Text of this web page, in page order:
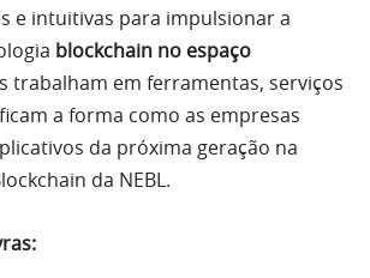
e intuitivas para impulsionar a
blockchain no espaço
trabalham em ferramentas, serviços
a forma como as empresas
da próxima geração na
da NEBL.